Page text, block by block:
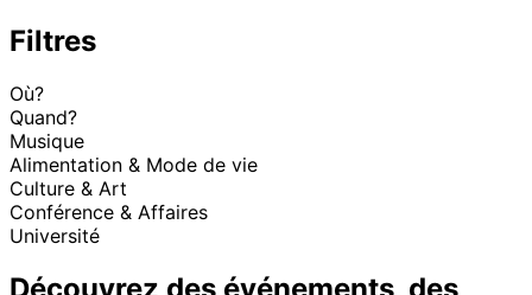
Filtres
Où?
Quand?
Musique
Alimentation & Mode de vie
Culture & Art
Conférence & Affaires
Université
Découvrez des événements, des